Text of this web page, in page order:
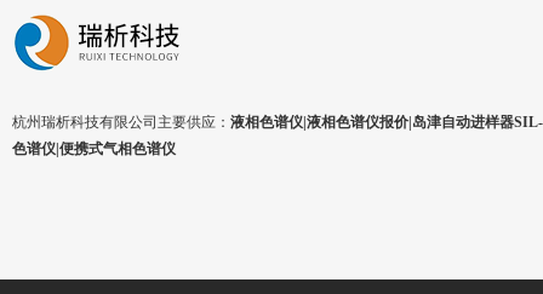
杭州瑞析科技有限公司主要供应： 液相色谱仪|液相色谱仪报价|岛津自动进样器
色谱仪|便携式气相色谱仪